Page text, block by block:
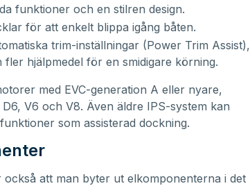
funktioner och en stilren design.
för att enkelt blippa igång båten.
trim-inställningar (Power Trim Assist),
hjälpmedel för en smidigare körning.
med EVC-generation A eller nyare,
V6 och V8. Även äldre IPS-system kan
som assisterad dockning.
också att man byter ut elkomponenterna i det